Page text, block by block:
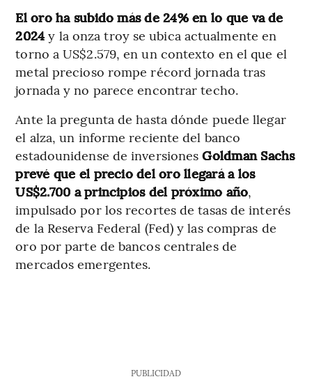
El oro ha subido más de 24% en lo que va de
2024 y la onza troy se ubica actualmente en
torno a US$2.579, en un contexto en el que el
metal precioso rompe récord jornada tras
jornada y no parece encontrar techo.
Ante la pregunta de hasta dónde puede llegar
el alza, un informe reciente del banco
estadounidense de inversionesGoldman Sachs
prevé que el precio del oro llegará a los
US$2.700 a principios del próximo año,
impulsado por los recortes de tasas de interés
de la Reserva Federal (Fed) y las compras de
oro por parte de bancos centrales de
mercados emergentes.
PUBLICIDAD